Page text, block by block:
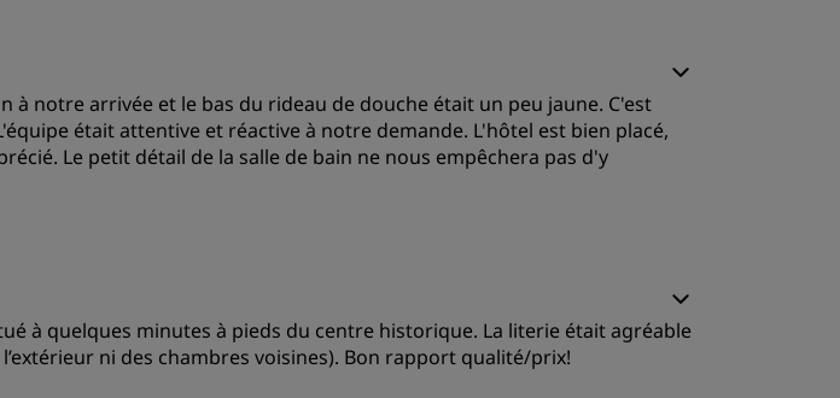
notre arrivée et le bas du rideau de douche était un peu jaune. C'est
était attentive et réactive à notre demande. L'hôtel est bien placé,
Le petit détail de la salle de bain ne nous empêchera pas d'y
Service
à quelques minutes à pieds du centre historique. La literie était agréable
ni des chambres voisines). Bon rapport qualité/prix!